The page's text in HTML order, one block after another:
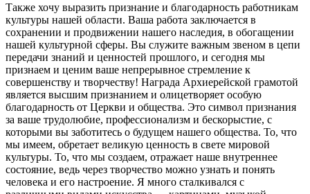
Также хочу выразить признание и благодарность работникам
культуры нашей области. Ваша работа заключается в
сохранении и продвижении нашего наследия, в обогащении
нашей культурной сферы. Вы служите важным звеном в цепи
передачи знаний и ценностей прошлого, и сегодня мы
признаем и ценим ваше непрерывное стремление к
совершенству и творчеству! Награда Архиерейской грамотой
является высшим признанием и олицетворяет особую
благодарность от Церкви и общества. Это символ признания
за ваше трудолюбие, профессионализм и бескорыстие, с
которыми вы заботитесь о будущем нашего общества. То, что
мы имеем, обретает великую ценность в свете мировой
культуры. То, что мы создаем, отражает наше внутреннее
состояние, ведь через творчество можно узнать и понять
человека и его настроение. Я много сталкивался с